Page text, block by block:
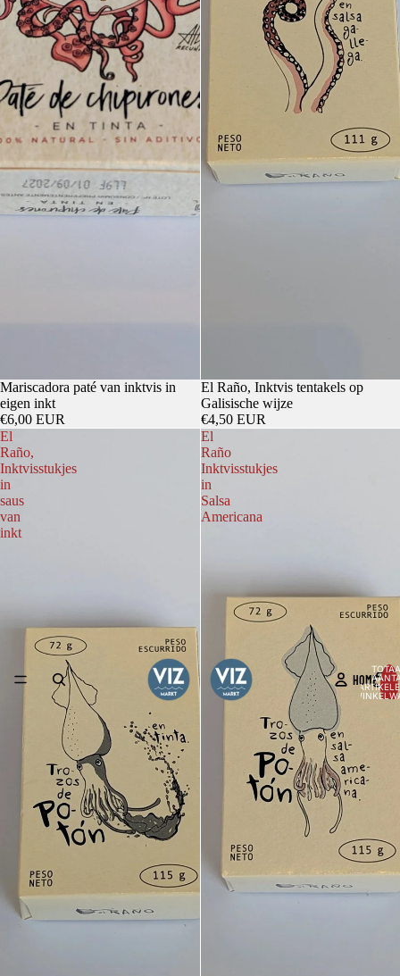
HOME
Mariscadora paté van inktvis in
eigen inkt
€6,00 EUR
El Raño, Inktvis tentakels op
Galisische wijze
€4,50 EUR
El
Raño,
Inktvisstukjes
in
saus
van
inkt
El
Raño
Inktvisstukjes
in
Salsa
Americana